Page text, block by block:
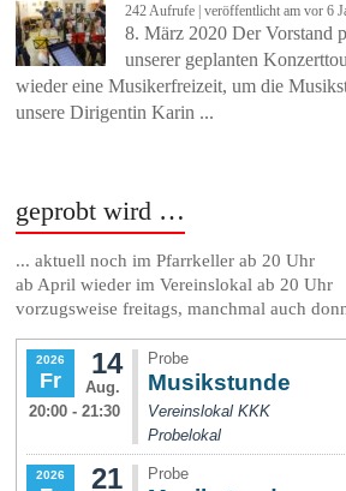
242 Aufrufe |veröffentlicht am vor 6
8. März 2020 Der Vorstand
unserer geplanten
wieder eine Musikerfreizeit, um die
unsere Dirigentin Karin ...
geprobt wird …
... aktuell noch im Pfarrkeller ab 20 Uhr
ab April wieder im Vereinslokal ab 20 Uhr
vorzugsweise freitags, manchmal auch